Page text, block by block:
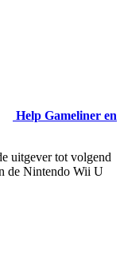
Help Gameliner en
uitgever tot volgend
de Nintendo Wii U